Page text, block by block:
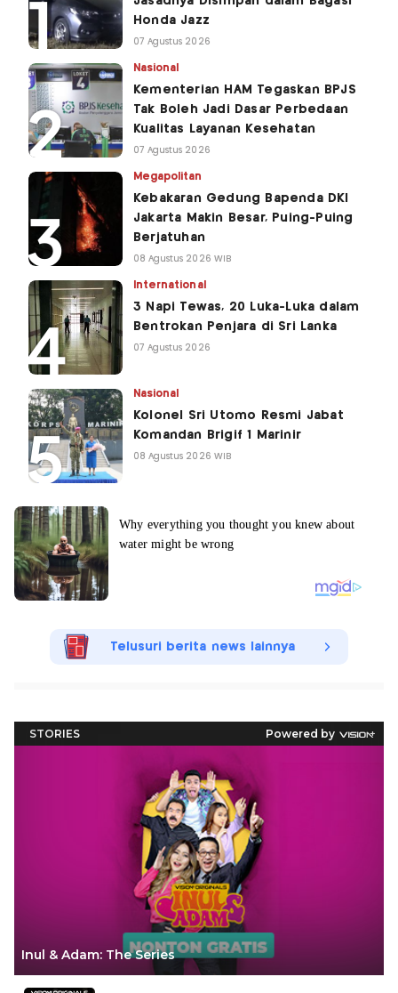
Honda Jazz
07 Agustus 2026
Nasional
Kementerian HAM Tegaskan BPJS
Tak Boleh Jadi Dasar Perbedaan
Kualitas Layanan Kesehatan
07 Agustus 2026
Megapolitan
Kebakaran Gedung Bapenda DKI
Jakarta Makin Besar, Puing-Puing
Berjatuhan
08 Agustus 2026 WIB
International
3 Napi Tewas, 20 Luka-Luka dalam
Bentrokan Penjara di Sri Lanka
07 Agustus 2026
Nasional
Kolonel Sri Utomo Resmi Jabat
Komandan Brigif 1 Marinir
08 Agustus 2026 WIB
Telusuri berita news lainnya